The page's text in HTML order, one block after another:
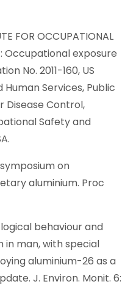
FOR OCCUPATIONAL
Occupational exposure
No. 2011-160, US
Services, Public
Disease Control,
Safety and
symposium on
aluminium. Proc
behaviour and
in man, with special
aluminium-26 as a
J. Environ. Monit. 6: